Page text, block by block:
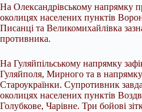
На Олександрівському напрямку
околицях населених пунктів
Писанці та Великомихайлівка
противника.
На Гуляйпільському напрямку
Гуляйполя, Мирного та в
Староукраїнки. Супротивник
околицях населених пунктів
Голубкове, Чарівне. Три бойові